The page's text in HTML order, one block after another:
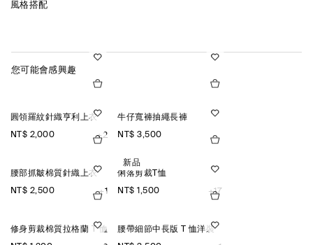
風格搭配
您可能會感興趣
圓領羅紋針織亨利上衣
NT$ 2,000 +2
牛仔寬褲抽繩長褲
NT$ 3,500
腰部抓皺棉質針織上衣
NT$ 2,500 +1
新品
俐落剪裁T恤
NT$ 1,500 +17
修身剪裁棉質拉格蘭 T 恤 腰帶細節中長版 T 恤洋裝